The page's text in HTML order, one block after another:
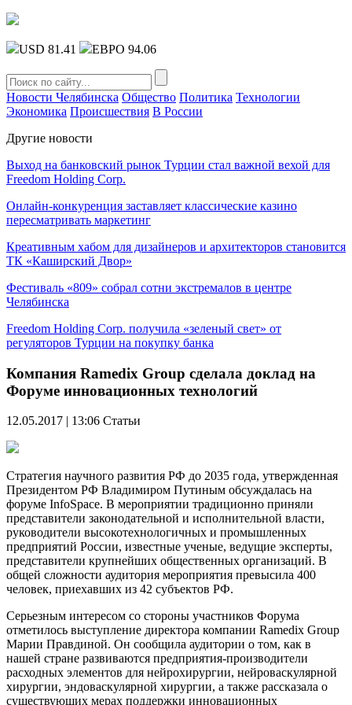
USD 81.41 ЕВРО 94.06
Новости Челябинска Общество Политика Технологии
Экономика Происшествия В России
Другие новости
Выход на банковский рынок Турции стал важной вехой для
Freedom Holding Corp.
Онлайн-конкуренция заставляет классические казино
пересматривать маркетинг
Креативным хабом для дизайнеров и архитекторов становится
ТК «Каширский Двор»
Фестиваль «809» собрал сотни экстремалов в центре
Челябинска
Freedom Holding Corp. получила «зеленый свет» от
регуляторов Турции на покупку банка
Компания Ramedix Group сделала доклад на
Форуме инновационных технологий
12.05.2017 | 13:06 Статьи
Стратегия научного развития РФ до 2035 года, утвержденная
Президентом РФ Владимиром Путиным обсуждалась на
форуме InfoSpace. В мероприятии традиционно приняли
представители законодательной и исполнительной власти,
руководители высокотехнологичных и промышленных
предприятий России, известные ученые, ведущие эксперты,
представители крупнейших общественных организаций. В
общей сложности аудитория мероприятия превысила 400
человек, приехавших из 42 субъектов РФ.
Серьезным интересом со стороны участников Форума
отметилось выступление директора компании Ramedix Group
Марии Правдиной. Он сообщила аудитории о том, как в
нашей стране развиваются предприятия-производители
расходных элементов для нейрохирургии, нейроваскулярной
хирургии, эндоваскулярной хирургии, а также рассказала о
существующих мерах поддержки инновационных